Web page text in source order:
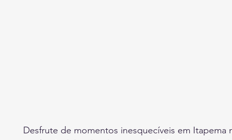
Desfrute de momentos inesquecíveis em